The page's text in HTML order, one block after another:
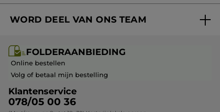
Cadeau-ideeën
Kerstcollectie
Mijn geschenken
Veelgestelde vragen
Contact opnemen
WORD DEEL VAN ONS TEAM
Franchisenemer of bedrijfsleider worden
FOLDERAANBIEDING
Online bestellen
Volg of betaal mijn bestelling
Klantenservice
078/05 00 36